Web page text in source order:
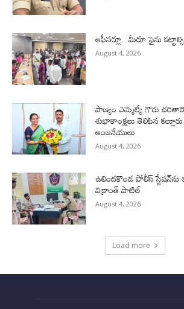
ఆఫీసర్లూ.. మీరూ ఫైను
August 4, 2026
పాణ్యం ఎమ్మెల్యే గౌరు
శుభాకాంక్షలు తెలిపిన
ఆంజనేయులు
August 4, 2026
ఉలిందకొండ పోలీస్ స్టేషన్‌ను
విక్రాంత్ పాటిల్
August 4, 2026
Load more